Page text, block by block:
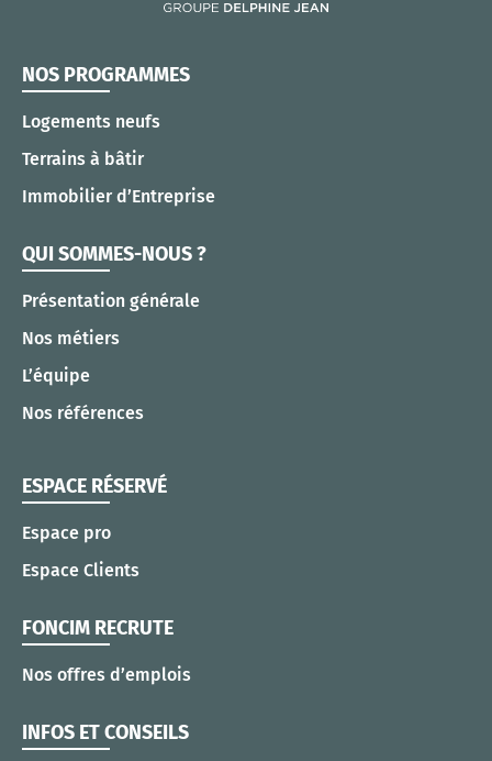
NOS PROGRAMMES
Logements neufs
Terrains à bâtir
Immobilier d’Entreprise
QUI SOMMES-NOUS ?
Présentation générale
Nos métiers
L’équipe
Nos références
ESPACE RÉSERVÉ
Espace pro
Espace Clients
FONCIM RECRUTE
Nos offres d’emplois
INFOS ET CONSEILS